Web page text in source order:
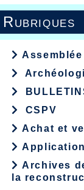
Rubriques
CSPV
Achat et
Archives
la